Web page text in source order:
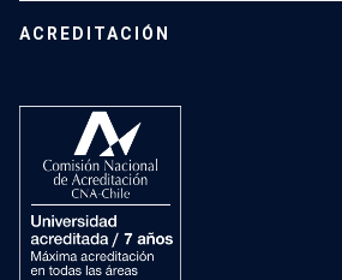
ACREDITACIÓN